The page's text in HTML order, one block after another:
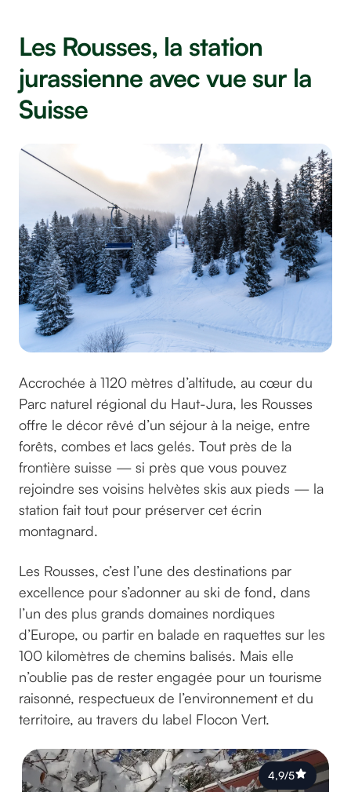
Les Rousses, la station
jurassienne avec vue sur la
Suisse
Accrochée à 1120 mètres d’altitude, au cœur du
Parc naturel régional du Haut-Jura, les Rousses
offre le décor rêvé d’un séjour à la neige, entre
forêts, combes et lacs gelés. Tout près de la
frontière suisse — si près que vous pouvez
rejoindre ses voisins helvètes skis aux pieds — la
station fait tout pour préserver cet écrin
montagnard.
Les Rousses, c’est l’une des destinations par
excellence pour s’adonner au ski de fond, dans
l’un des plus grands domaines nordiques
d’Europe, ou partir en balade en raquettes sur les
100 kilomètres de chemins balisés. Mais elle
n’oublie pas de rester engagée pour un tourisme
raisonné, respectueux de l’environnement et du
territoire, au travers du label Flocon Vert.
4,9/5